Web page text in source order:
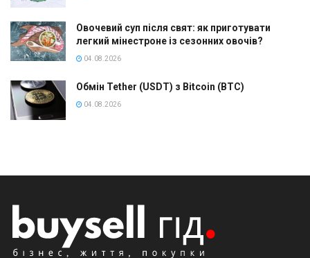
Овочевий суп після свят: як приготувати
легкий мінестроне із сезонних овочів?
04.08.2026
Обмін Tether (USDT) з Bitcoin (BTC)
04.08.2026